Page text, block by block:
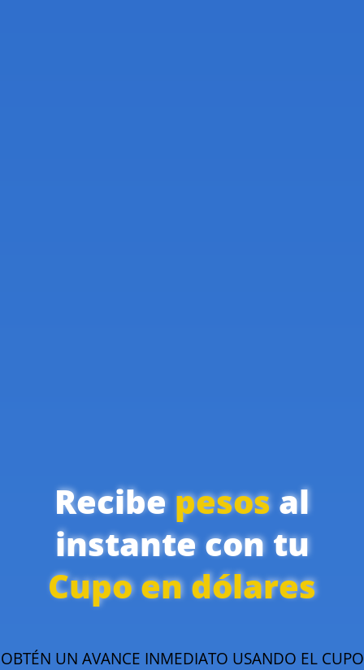
Recibepesosal
instante con tu
Cupo en dólares
OBTÉN UN AVANCE INMEDIATO USANDO EL CUPO